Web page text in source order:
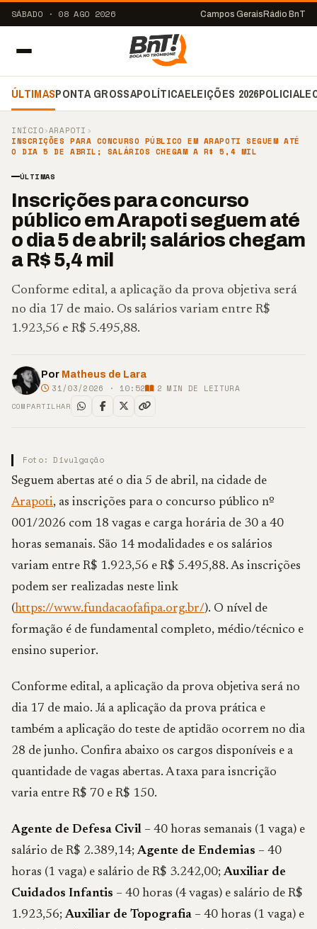
SÁBADO · 08 AGO 2026 Campos Gerais Rádio BnT
ÚLTIMASPONTA GROSSAPOLÍTICAELEIÇÕES 2026POLICIAL
INÍCIO›ARAPOTI ›
INSCRIÇÕES PARA CONCURSO PÚBLICO EM ARAPOTI SEGUEM ATÉ
O DIA 5 DE ABRIL; SALÁRIOS CHEGAM A R$ 5,4 MIL
ÚLTIMAS
Inscrições para concurso
público em Arapoti seguem até
o dia 5 de abril; salários chegam
a R$ 5,4 mil
Conforme edital, a aplicação da prova objetiva será
no dia 17 de maio. Os salários variam entre R$
1.923,56 e R$ 5.495,88.
Por Matheus de Lara
31/03/2026 · 10:52 2 MIN DE LEITURA
COMPARTILHAR
Foto: Divulgação
Seguem abertas até o dia 5 de abril, na cidade de
Arapoti, as inscrições para o concurso público nº
001/2026 com 18 vagas e carga horária de 30 a 40
horas semanais. São 14 modalidades e os salários
variam entre R$ 1.923,56 e R$ 5.495,88. As inscrições
podem ser realizadas neste link
(https://www.fundacaofafipa.org.br/). O nível de
formação é de fundamental completo, médio/técnico e
ensino superior.
Conforme edital, a aplicação da prova objetiva será no
dia 17 de maio. Já a aplicação da prova prática e
também a aplicação do teste de aptidão ocorrem no dia
28 de junho. Confira abaixo os cargos disponíveis e a
quantidade de vagas abertas. A taxa para isncrição
varia entre R$ 70 e R$ 150.
Agente de Defesa Civil – 40 horas semanais (1 vaga) e
salário de R$ 2.389,14;Agente de Endemias – 40
horas (1 vaga) e salário de R$ 3.242,00;Auxiliar de
Cuidados Infantis – 40 horas (4 vagas) e salário de R$
1.923,56;Auxiliar de Topografia – 40 horas (1 vaga) e